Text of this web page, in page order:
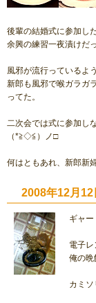
後輩の結婚式に参加した
余興の練習一夜漬けだ
風邪が流行っているよ
新郎も風邪で喉ガラガ
ってた。
二次会では式に参加し
（*≧◇≦）ノ□
何はともあれ、新郎新
2008年12月
ギャー
電子レ
俺の晩
カミソ